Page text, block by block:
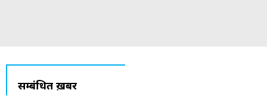
सम्बंधित ख़बरें